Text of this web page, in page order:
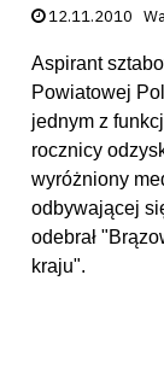
Data publikacji:
12.11.2010
Aspirant
Powiatowej
jednym z
rocznicy
wyróżniony
odbywającej
odebrał
kraju".